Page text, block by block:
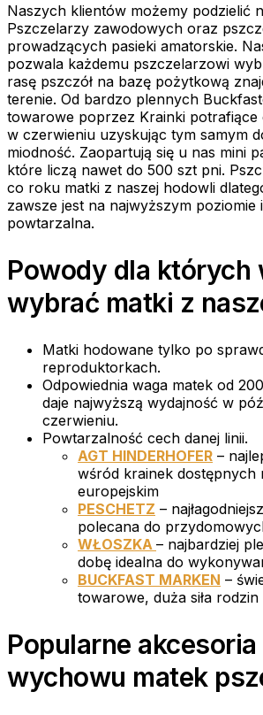
Naszych klientów możemy podzielić
Pszczelarzy zawodowych oraz
prowadzących pasieki amatorskie.
pozwala każdemu pszczelarzowi
rasę pszczół na bazę pożytkową
terenie. Od bardzo plennych
towarowe poprzez Krainki potrafiące
w czerwieniu uzyskując tym samym
miodność. Zaopartują się u nas mini
które liczą nawet do 500 szt pni.
co roku matki z naszej hodowli
zawsze jest na najwyższym
powtarzalna.
Powody dla których
wybrać matki z
Matki hodowane tylko po
reproduktorkach.
Odpowiednia waga matek od
daje najwyższą wydajność w
czerwieniu.
Powtarzalność cech danej linii.
AGT HINDERHOFER –
wśród krainek dostępnych
europejskim
PESCHETZ –
polecana do
WŁOSZKA – najbardziej
dobę idealna do
BUCKFAST MARKEN –
towarowe, duża siła
Popularne akcesoria
wychowu matek